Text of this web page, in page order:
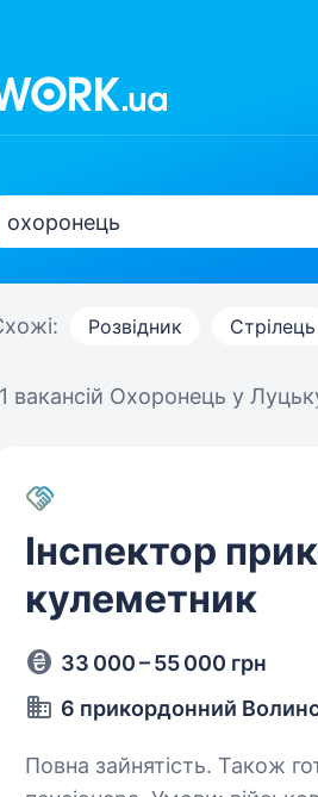
Розвідник Стрілець
вакансій Охоронець у
Інспектор
кулеметник
33 000 – 55 000 грн
6 прикордонний
Повна зайнятість. Також